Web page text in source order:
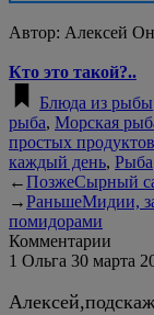
Автор: Алексей
Кто это такой?..
Блюда из рыбы
рыба, Морская
простых продуктов
каждый день, Рыба
←ПозжеСырный
→РаньшеМидии,
помидорами
Комментарии
1 Ольга 30 марта